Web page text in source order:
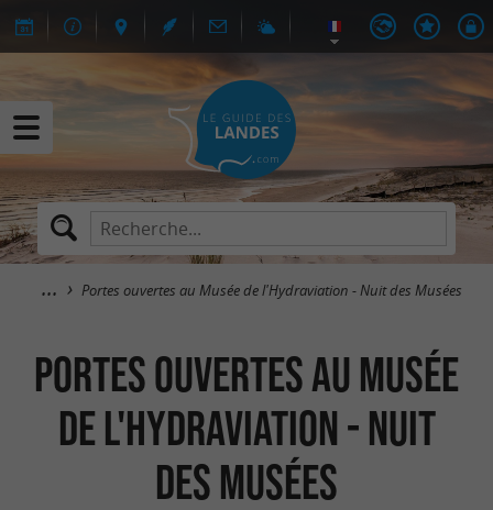
Portes ouvertes au Musée de l'Hydraviation - Nuit des Musées
Portes ouvertes au Musée
de l'Hydraviation - Nuit
des Musées